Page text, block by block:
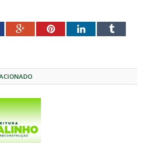
Google+PinterestLinkedInTumblr